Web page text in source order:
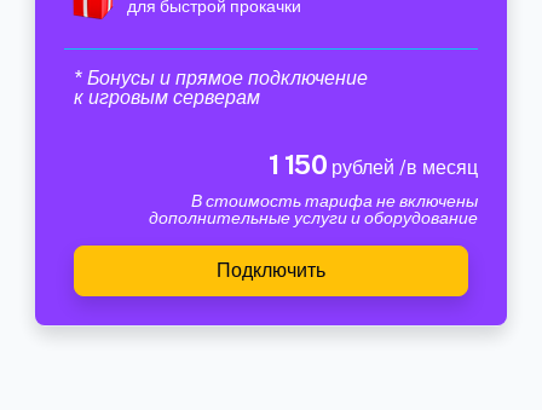
для быстрой прокачки
* Бонусы и прямое подключение
к игровым серверам
1 150 рублей /в месяц
В стоимость тарифа не включены
дополнительные услуги и оборудование
Подключить